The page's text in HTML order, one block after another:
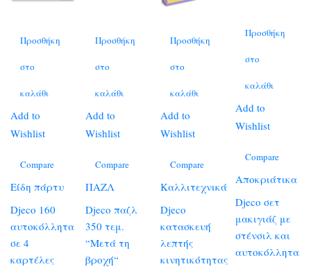
Προσθήκη
στο
καλάθι
Add to
Wishlist
Compare
Είδη πάρτυ
Djeco 160
αυτοκόλλητα
σε 4
καρτέλες
Προσθήκη
στο
καλάθι
Add to
Wishlist
Compare
ΠΑΖΛ
Djeco παζλ
350 τεμ.
“Μετά τη
βροχή“
Προσθήκη
στο
καλάθι
Add to
Wishlist
Compare
Καλλιτεχνικά
Djeco
κατασκευή
λεπτής
κινητικότητας
Προσθήκη
στο
καλάθι
Add to
Wishlist
Compare
Αποκριάτικα
Djeco σετ
μακιγιάζ με
στένσιλ και
αυτοκόλλητα